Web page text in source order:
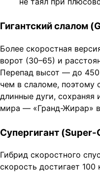
Гигантский слалом
Более скоростная
ворот (30–65) и
Перепад высот — до
чем в слаломе, поэтому
длинные дуги,
мира — «Гранд-Жирар»
Супергигант (Super-
Гибрид скоростного
скорость достигает